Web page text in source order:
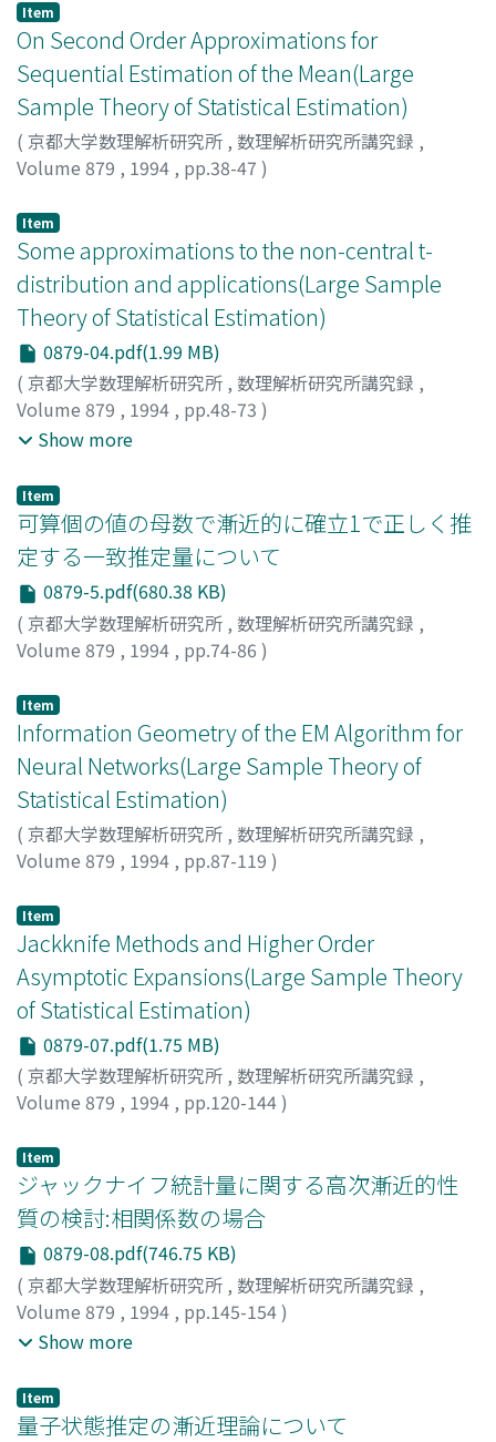
Item
On Second Order Approximations for
Sequential Estimation of the Mean(Large
Sample Theory of Statistical Estimation)
( 京都大学数理解析研究所 , 数理解析研究所講究録 ,
Volume 879 , 1994 , pp.38-47 )
Item
Some approximations to the non-central t-
distribution and applications(Large Sample
Theory of Statistical Estimation)
0879-04.pdf(1.99 MB)
( 京都大学数理解析研究所 , 数理解析研究所講究録 ,
Volume 879 , 1994 , pp.48-73 )
赤平, 昌文;佐藤, 道一
トウ, ミチカズ
Show more
Item
可算個の値の母数で漸近的に確立1で正しく推
定する一致推定量について
0879-5.pdf(680.38 KB)
( 京都大学数理解析研究所 , 数理解析研究所講究録 ,
Volume 879 , 1994 , pp.74-86 )
Item
Information Geometry of the EM Algorithm for
Neural Networks(Large Sample Theory of
Statistical Estimation)
( 京都大学数理解析研究所 , 数理解析研究所講究録 ,
Volume 879 , 1994 , pp.87-119 )
Motoaki
Item
Jackknife Methods and Higher Order
Asymptotic Expansions(Large Sample Theory
of Statistical Estimation)
0879-07.pdf(1.75 MB)
( 京都大学数理解析研究所 , 数理解析研究所講究録 ,
Volume 879 , 1994 , pp.120-144)
Item
ジャックナイフ統計量に関する高次漸近的性
質の検討:相関係数の場合
0879-08.pdf(746.75 KB)
( 京都大学数理解析研究所 , 数理解析研究所講究録 ,
Volume 879 , 1994 , pp.145-154)
汪, 金芳; 大内, 俊二
アキ
Show more
Item
量子状態推定の漸近理論について